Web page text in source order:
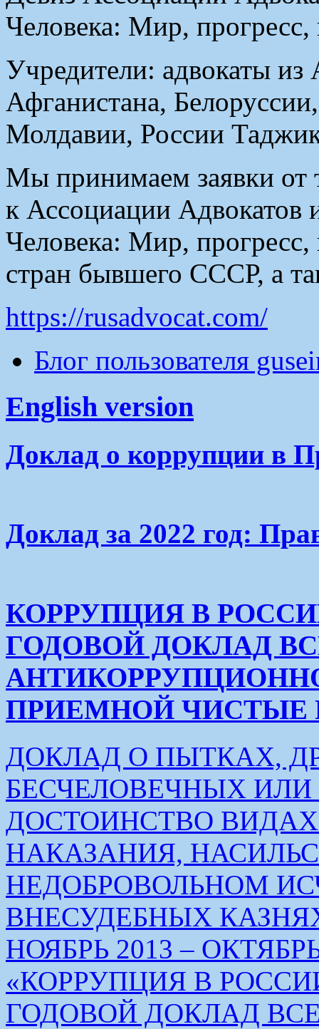
Человека: Мир, прогресс,
Учредители: адвокаты
Афганистана,
Молдавии, России
Мы принимаем заявки от
к Ассоциации
Человека: Мир, прогресс,
стран бывшего СССР, а
https://rusadvocat.com/
Блог пользователя
English version
Доклад о коррупции в
Доклад за 2022 год:
КОРРУПЦИЯ В
ГОДОВОЙ ДОКЛАД
ПРИЕМНОЙ ЧИСТЫЕ
ДОКЛАД О ПЫТКАХ,
БЕСЧЕЛОВЕЧНЫХ
ДОСТОИНСТВО
НАКАЗАНИЯ,
НЕДОБРОВОЛЬНОМ
ВНЕСУДЕБНЫХ
НОЯБРЬ 2013 – ОКТЯБРЬ
«КОРРУПЦИЯ В
ГОДОВОЙ ДОКЛАД